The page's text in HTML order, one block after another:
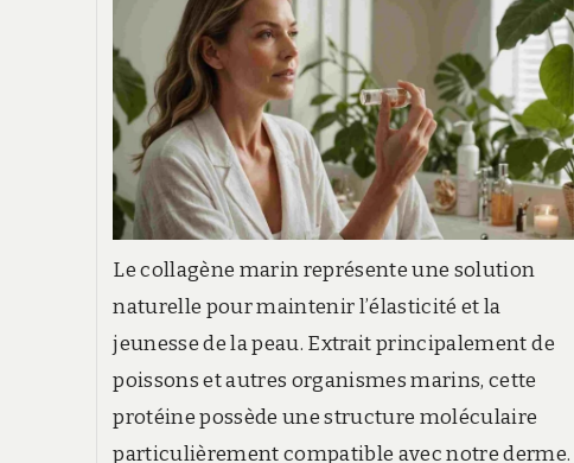
Le collagène marin représente une solution
naturelle pour maintenir l’élasticité et la
jeunesse de la peau. Extrait principalement de
poissons et autres organismes marins, cette
protéine possède une structure moléculaire
particulièrement compatible avec notre derme.